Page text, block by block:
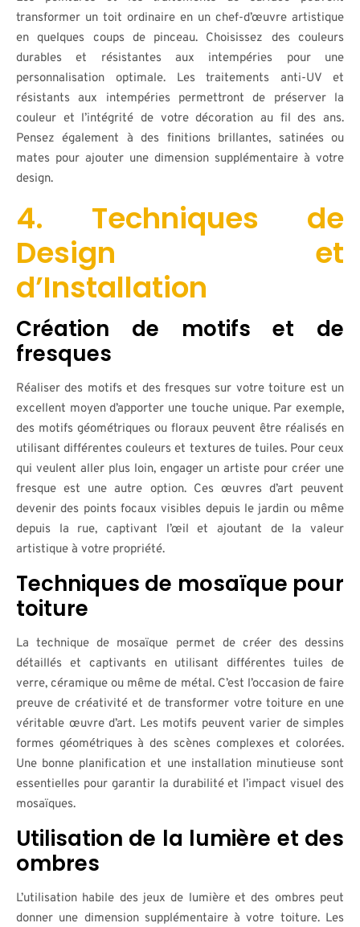
transformer un toit ordinaire en un chef-d’œuvre artistique
en quelques coups de pinceau. Choisissez des couleurs
durables et résistantes aux intempéries pour une
personnalisation optimale. Les traitements anti-UV et
résistants aux intempéries permettront de préserver la
couleur et l’intégrité de votre décoration au fil des ans.
Pensez également à des finitions brillantes, satinées ou
mates pour ajouter une dimension supplémentaire à votre
design.
4. Techniques de
Design et
d’Installation
Création de motifs et de
fresques
Réaliser des motifs et des fresques sur votre toiture est un
excellent moyen d’apporter une touche unique. Par exemple,
des motifs géométriques ou floraux peuvent être réalisés en
utilisant différentes couleurs et textures de tuiles. Pour ceux
qui veulent aller plus loin, engager un artiste pour créer une
fresque est une autre option. Ces œuvres d’art peuvent
devenir des points focaux visibles depuis le jardin ou même
depuis la rue, captivant l’œil et ajoutant de la valeur
artistique à votre propriété.
Techniques de mosaïque pour
toiture
La technique de mosaïque permet de créer des dessins
détaillés et captivants en utilisant différentes tuiles de
verre, céramique ou même de métal. C’est l’occasion de faire
preuve de créativité et de transformer votre toiture en une
véritable œuvre d’art. Les motifs peuvent varier de simples
formes géométriques à des scènes complexes et colorées.
Une bonne planification et une installation minutieuse sont
essentielles pour garantir la durabilité et l’impact visuel des
mosaïques.
Utilisation de la lumière et des
ombres
L’utilisation habile des jeux de lumière et des ombres peut
donner une dimension supplémentaire à votre toiture. Les